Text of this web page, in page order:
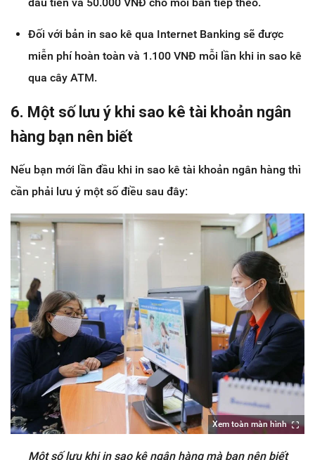
Đối với bản in sao kê qua Internet Banking sẽ được
miễn phí hoàn toàn và 1.100 VNĐ mỗi lần khi in sao kê
qua cây ATM.
6. Một số lưu ý khi sao kê tài khoản ngân
hàng bạn nên biết
Nếu bạn mới lần đầu khi in sao kê tài khoản ngân hàng thì
cần phải lưu ý một số điều sau đây:
Xem toàn màn hình
Một số lưu khi in sao kê ngân hàng mà bạn nên biết